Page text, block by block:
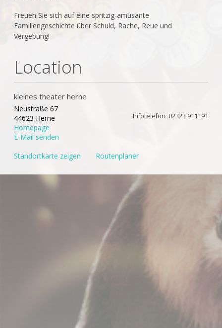
Freuen Sie sich auf eine spritzig-amüsante
Familiengeschichte über Schuld, Rache, Reue und
Vergebung!
Location
kleines theater herne
Neustraße 67
44623 Herne
Homepage
E-Mail senden
Infotelefon: 02323 911191
Standortkarte zeigen Routenplaner